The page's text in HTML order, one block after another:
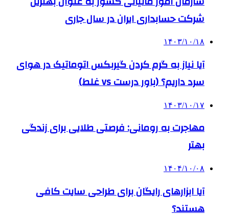
شرکت حسابداری ایران در سال جاری
۱۴۰۳/۱۰/۱۸
آیا نیاز به گرم کردن گیربکس اتوماتیک در هوای
سرد داریم؟ (باور درست vs غلط)
۱۴۰۳/۱۰/۱۷
مهاجرت به رومانی: فرصتی طلایی برای زندگی
بهتر
۱۴۰۴/۱۰/۰۸
آیا ابزارهای رایگان برای طراحی سایت کافی
هستند؟